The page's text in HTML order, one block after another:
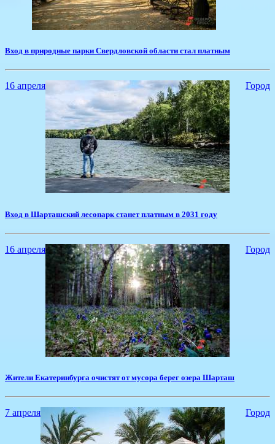
​Вход в природные парки Свердловской области стал платным
16 апреля Город
​Вход в Шарташский лесопарк станет платным в 2031 году
16 апреля Город
​Жители Екатеринбурга очистят от мусора берег озера Шарташ
7 апреля Город